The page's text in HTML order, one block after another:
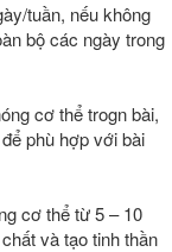
tuần, nếu không
bộ các ngày trong
cơ thể trogn bài,
phù hợp với bài
cơ thể từ 5 – 10
và tạo tinh thần